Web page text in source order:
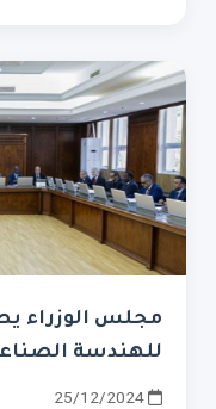
مجلس الوزراء
للهندسة
25/12/2024